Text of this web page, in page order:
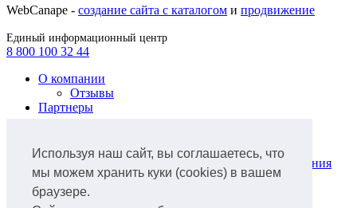
Используя наш сайт, вы соглашаетесь, что
мы можем хранить куки (cookies) в вашем
браузере.
WebCanape - создание сайта с каталогом и продвижение
Единый информационный центр
8 800 100 32 44
О компании
Отзывы
Партнеры
Лизинг легкового автотранспорта
Лизинг коммунальной техники и оборудования
для ЖКХ
Лизинг грузового автотранспорта